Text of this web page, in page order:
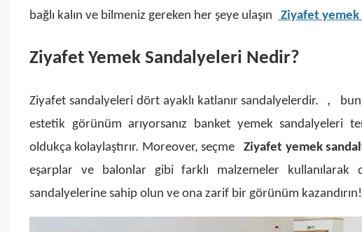
bağlı kalın ve bilmeniz gereken her şeye ulaşın
Ziyafet
Ziyafet Yemek Sandalyeleri Nedir?
Ziyafet sandalyeleri dört ayaklı katlanır sandalyelerdir. ，
estetik görünüm arıyorsanız banket yemek sandalyeleri
oldukça kolaylaştırır. Moreover, seçme
Ziyafet yemek
eşarplar ve balonlar gibi farklı malzemeler
sandalyelerine sahip olun ve ona zarif bir görünüm kazandırın!